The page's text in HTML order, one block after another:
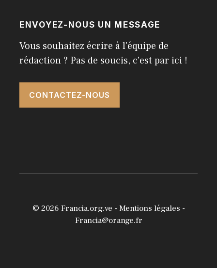
ENVOYEZ-NOUS UN MESSAGE
Vous souhaitez écrire à l'équipe de
rédaction ? Pas de soucis, c'est par ici !
CONTACTEZ-NOUS
© 2026 Francia.org.ve - Mentions légales -
Francia@orange.fr